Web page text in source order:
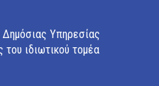
Υπηρεσίας
ιδιωτικού τομέα